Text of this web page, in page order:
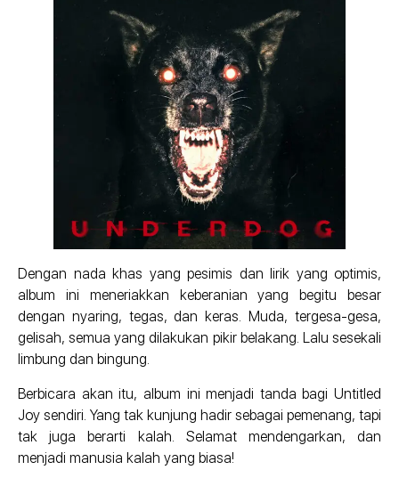
Dengan nada khas yang pesimis dan lirik yang optimis,
album ini meneriakkan keberanian yang begitu besar
dengan nyaring, tegas, dan keras. Muda, tergesa-gesa,
gelisah, semua yang dilakukan pikir belakang. Lalu sesekali
limbung dan bingung.
Berbicara akan itu, album ini menjadi tanda bagi Untitled
Joy sendiri. Yang tak kunjung hadir sebagai pemenang, tapi
tak juga berarti kalah. Selamat mendengarkan, dan
menjadi manusia kalah yang biasa!